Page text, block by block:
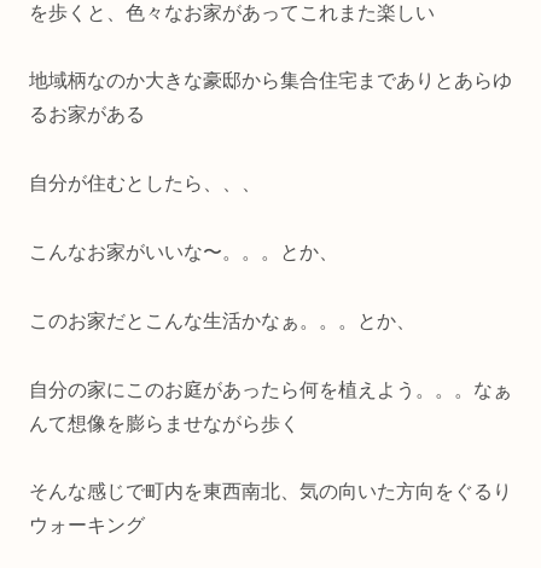
を歩くと、色々なお家があってこれまた楽しい
地域柄なのか大きな豪邸から集合住宅までありとあらゆ
るお家がある
自分が住むとしたら、、、
こんなお家がいいな〜。。。とか、
このお家だとこんな生活かなぁ。。。とか、
自分の家にこのお庭があったら何を植えよう。。。なぁ
んて想像を膨らませながら歩く
そんな感じで町内を東西南北、気の向いた方向をぐるり
ウォーキング